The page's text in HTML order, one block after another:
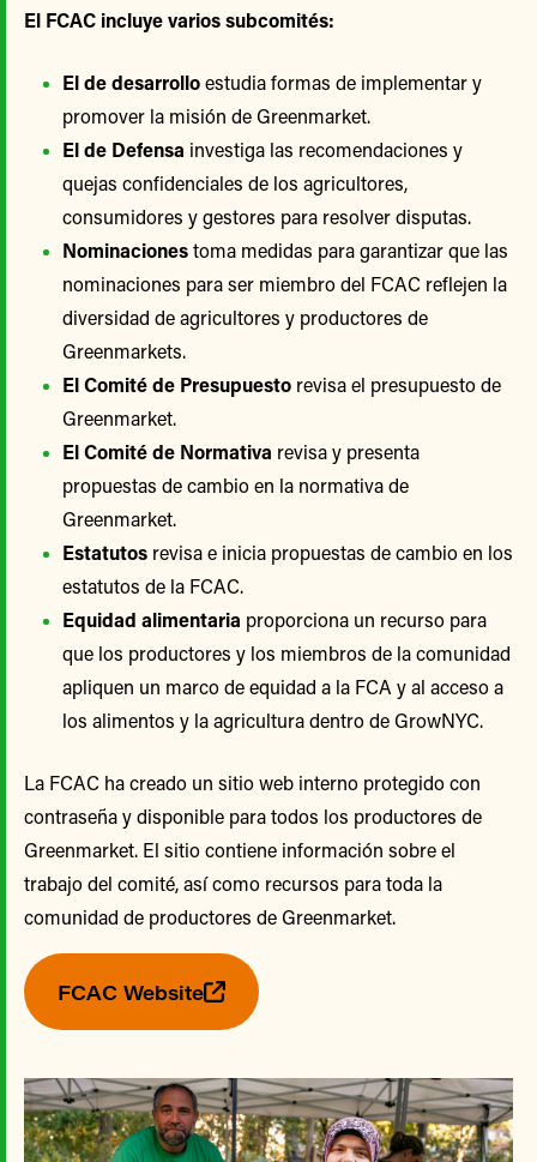
El FCAC incluye varios subcomités:
El de desarrolloestudia formas de implementar y
promover la misión de Greenmarket.
El de Defensa investiga las recomendaciones y
quejas confidenciales de los agricultores,
consumidores y gestores para resolver disputas.
Nominacionestoma medidas para garantizar que las
nominaciones para ser miembro del FCAC reflejen la
diversidad de agricultores y productores de
Greenmarkets.
El Comité de Presupuesto revisa el presupuesto de
Greenmarket.
El Comité de Normativa revisa y presenta
propuestas de cambio en la normativa de
Greenmarket.
Estatutos revisa e inicia propuestas de cambio en los
estatutos de la FCAC.
Equidad alimentaria proporciona un recurso para
que los productores y los miembros de la comunidad
apliquen un marco de equidad a la FCA y al acceso a
los alimentos y la agricultura dentro de GrowNYC.
La FCAC ha creado un sitio web interno protegido con
contraseña y disponible para todos los productores de
Greenmarket. El sitio contiene información sobre el
trabajo del comité, así como recursos para toda la
comunidad de productores de Greenmarket.
FCAC Website